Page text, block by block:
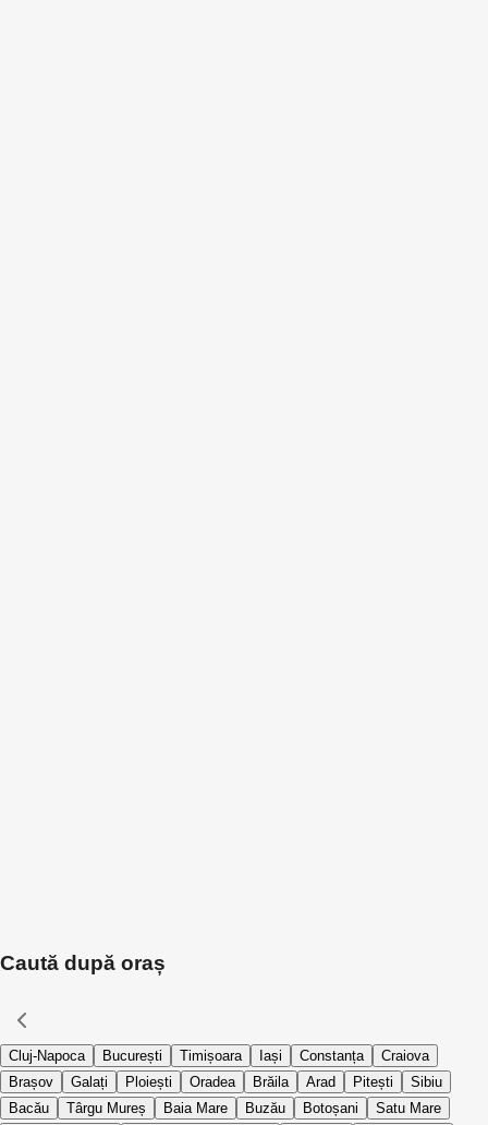
Caută după oraș
Cluj-Napoca București Timișoara Iași Constanța
Craiova
Brașov
Galați Ploiești Oradea Brăila Arad Pitești
Sibiu
Bacău
Târgu Mureș Baia Mare Buzău Botoșani
Satu Mare